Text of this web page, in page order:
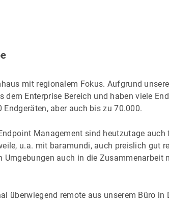
mit regionalem Fokus. Aufgrund
dem Enterprise Bereich und haben viele
aber auch bis zu 70.000.
Management sind heutzutage auch
u.a. mit baramundi, auch preislich gut
Umgebungen auch in die Zusammenarbeit
überwiegend remote aus unserem Büro in